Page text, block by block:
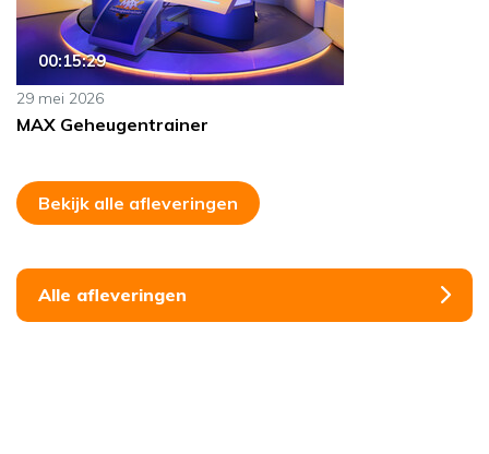
00:15:29
29 mei 2026
MAX Geheugentrainer
Bekijk alle afleveringen
Alle afleveringen